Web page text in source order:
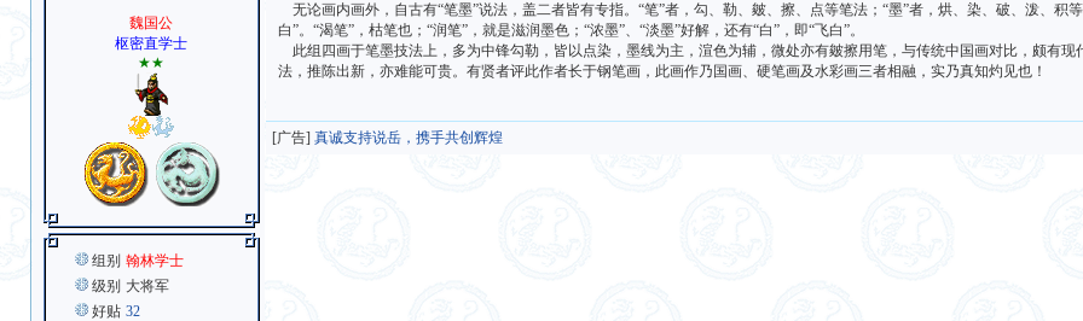
魏国公
枢密直学士
★★
组别 翰林学士
级别 大将军
好贴 32
无论画内画外，自古有“笔墨”说法，盖二者皆有专指。“笔”者，勾、勒、皴、擦、点等笔法；“墨”者，烘、染、破、泼、积
白”。“渴笔”，枯笔也；“润笔”，就是滋润墨色；“浓墨”、“淡墨”好解，还有“白”，即“飞白”。
此组四画于笔墨技法上，多为中锋勾勒，皆以点染，墨线为主，渲色为辅，微处亦有皴擦用笔，与传统中国画对比，颇有
法，推陈出新，亦难能可贵。有贤者评此作者长于钢笔画，此画作乃国画、硬笔画及水彩画三者相融，实乃真知灼见也！
[广告] 真诚支持说岳，携手共创辉煌